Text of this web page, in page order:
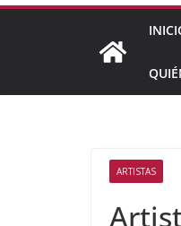
ARTISTAS